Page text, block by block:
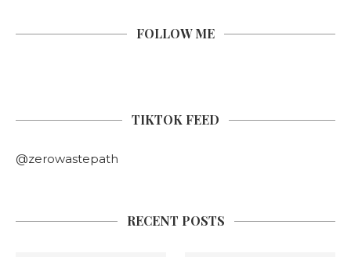
FOLLOW ME
TIKTOK FEED
@zerowastepath
RECENT POSTS